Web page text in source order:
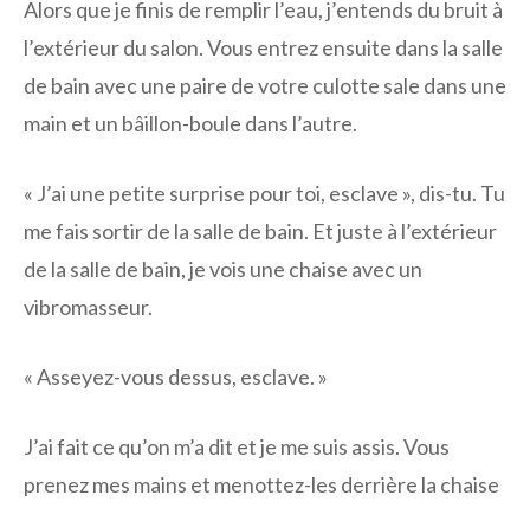
Alors que je finis de remplir l’eau, j’entends du bruit à
l’extérieur du salon. Vous entrez ensuite dans la salle
de bain avec une paire de votre culotte sale dans une
main et un bâillon-boule dans l’autre.
« J’ai une petite surprise pour toi, esclave », dis-tu. Tu
me fais sortir de la salle de bain. Et juste à l’extérieur
de la salle de bain, je vois une chaise avec un
vibromasseur.
« Asseyez-vous dessus, esclave. »
J’ai fait ce qu’on m’a dit et je me suis assis. Vous
prenez mes mains et menottez-les derrière la chaise